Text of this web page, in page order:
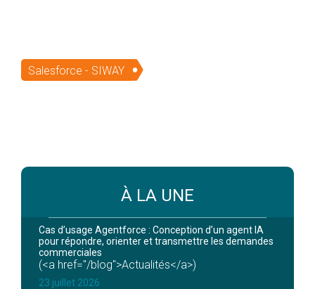
Salesforce - SIWAY
À LA UNE
Cas d’usage Agentforce : Conception d’un agent IA
pour répondre, orienter et transmettre les demandes
commerciales
(<a href="/blog">Actualités</a>)
23 juillet 2026